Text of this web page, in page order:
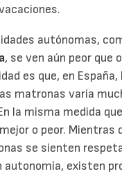
autónomas,
, se ven aún peor que
es que, en
matronas varía
la misma medida
o peor. Mientras
se sienten
autonomía, existen